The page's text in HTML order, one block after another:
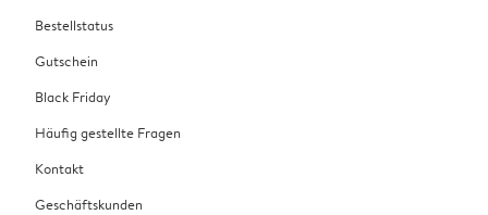
Bestellstatus
Gutschein
Black Friday
Häufig gestellte Fragen
Kontakt
Geschäftskunden